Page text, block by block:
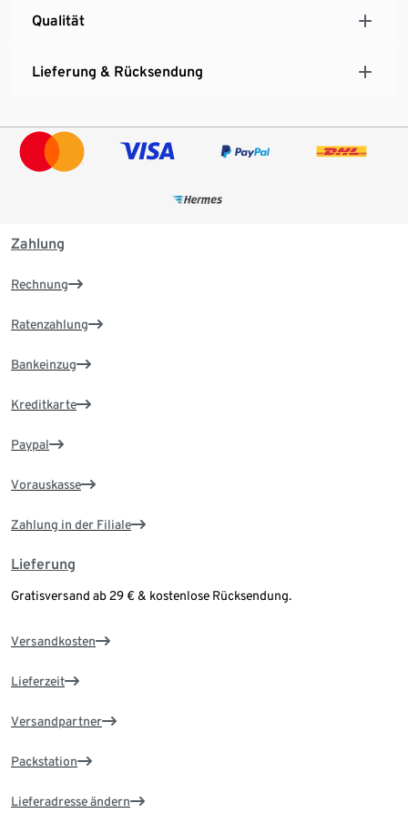
Qualität
Lieferung & Rücksendung
Zahlung
Rechnung
Ratenzahlung
Bankeinzug
Kreditkarte
Paypal
Vorauskasse
Zahlung in der Filiale
Lieferung
Gratisversand ab 29 € & kostenlose Rücksendung.
Versandkosten
Lieferzeit
Versandpartner
Packstation
Lieferadresse ändern